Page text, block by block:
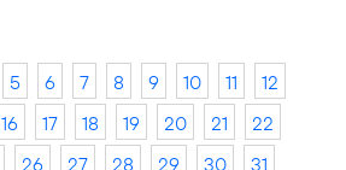
5 6 7 8 9 10 11
12
16 17 18 19 20 21
22
26 27 28 29 30
31